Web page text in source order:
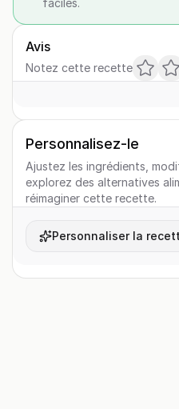
faciles.
Avis
Notez cette recette
Personnalisez-le
Ajustez les ingrédients,
explorez des alternatives
réimaginer cette recette.
Personnaliser la